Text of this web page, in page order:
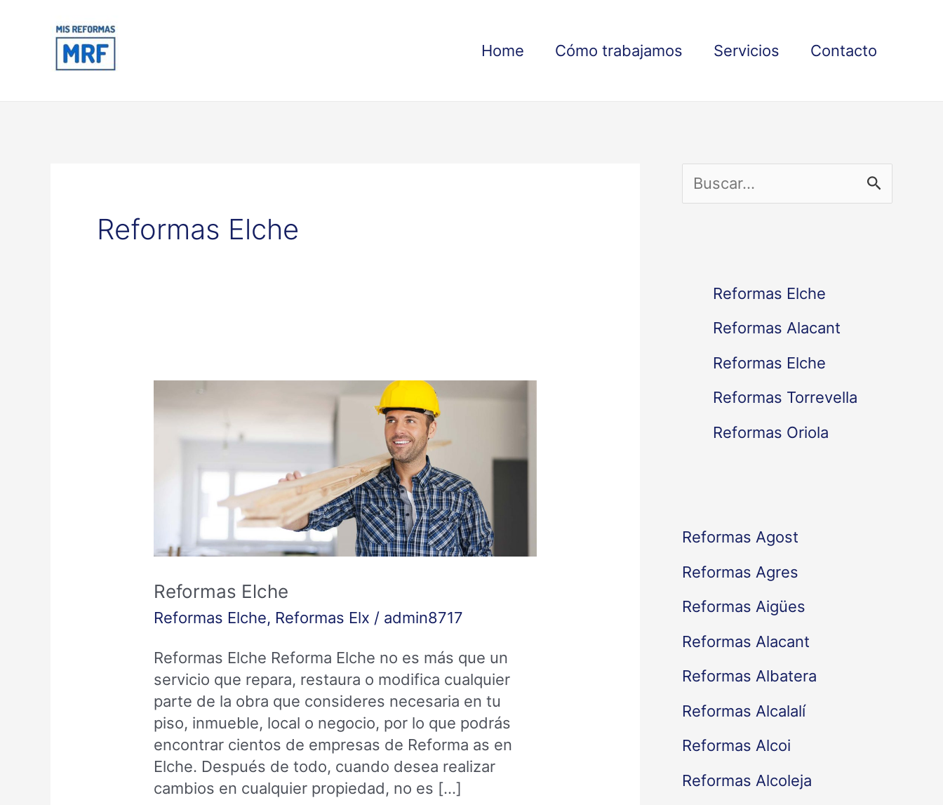
contenido
Home Cómo trabajamos Servicios Contacto
Reformas Elche
Reformas Elche
Reformas Elche, Reformas Elx / admin8717
Reformas Elche Reforma Elche no es más que un
servicio que repara, restaura o modifica cualquier
parte de la obra que consideres necesaria en tu
piso, inmueble, local o negocio, por lo que podrás
encontrar cientos de empresas de Reforma as en
Elche. Después de todo, cuando desea realizar
cambios en cualquier propiedad, no es […]
Reformas
Elche
Reformas Elche
Reformas Alacant
Reformas Elche
Reformas Torrevella
Reformas Oriola
Reformas Agost
Reformas Agres
Reformas Aigües
Reformas Alacant
Reformas Albatera
Reformas Alcalalí
Reformas Alcoi
Reformas Alcoleja